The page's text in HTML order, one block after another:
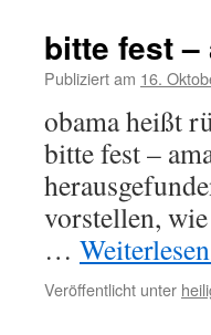
bitte fest –
Publiziert am 16.
obama heißt
bitte fest –
vorstellen,
… Weiterlesen
Veröffentlicht unter